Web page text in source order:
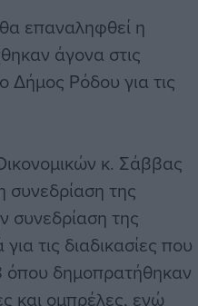
επαναληφθεί η
άγονα στις
Ρόδου για τις
κ. Σάββας
της
συνεδρίαση της
τις διαδικασίες που
όπου δημοπρατήθηκαν
και ομπρέλες, ενώ